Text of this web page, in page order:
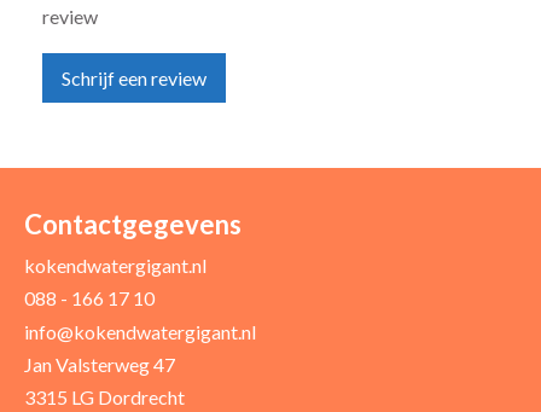
review
Schrijf een review
Uw naam *
Uw recensie *
Contactgegevens
kokendwatergigant.nl
088 - 166 17 10
info@kokendwatergigant.nl
Jan Valsterweg 47
3315 LG Dordrecht